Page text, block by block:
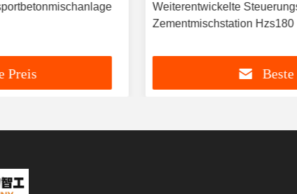
Preis
Weiterentwickelte
Zementmischstation Hzs180